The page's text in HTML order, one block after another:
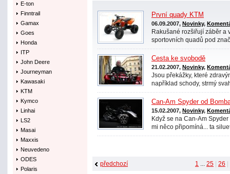
E-ton
Finntrail
Gamax
Goes
Honda
ITP
John Deere
Journeyman
Kawasaki
KTM
Kymco
Linhai
LS2
Masai
Maxxis
Neuvedeno
ODES
Polaris
První quady KTM
06.09.2007, Novinky,
Rakušané rozšiřují záběr a
sportovních quadů pod
Cesta ke svobodě
21.02.2007, Novinky,
Jsou překážky, které
například schody, strmý
Can-Am Spyder od
15.02.2007, Novinky,
Když se na Can-Am
mi něco připomíná... ta
předchozí 1 ... 25 26